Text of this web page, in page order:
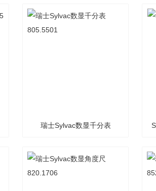
瑞士Sylvac数显千分表